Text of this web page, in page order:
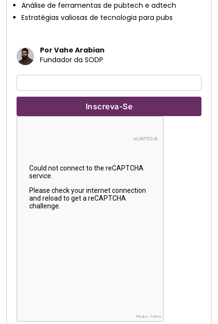
Análise de ferramentas de pubtech e adtech
Estratégias valiosas de tecnologia para pubs
Por Vahe Arabian
Fundador da SODP